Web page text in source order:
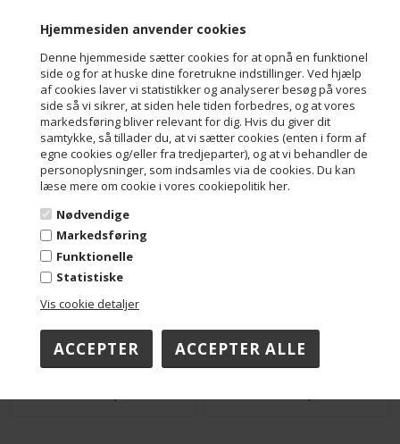
Hjemmesiden anvender cookies
Denne hjemmeside sætter cookies for at opnå en funktionel
side og for at huske dine foretrukne indstillinger. Ved hjælp
af cookies laver vi statistikker og analyserer besøg på vores
side så vi sikrer, at siden hele tiden forbedres, og at vores
markedsføring bliver relevant for dig. Hvis du giver dit
samtykke, så tillader du, at vi sætter cookies (enten i form af
egne cookies og/eller fra tredjeparter), og at vi behandler de
personoplysninger, som indsamles via de cookies. Du kan
læse mere om cookie i vores cookiepolitik her.
Nødvendige
Markedsføring
Funktionelle
Statistiske
Vis cookie detaljer
Marcipanstang - Mørk Classic - Flowpack
DKK 29,00
Marcipanstang - Nougat - Flowpack
DKK 29,00